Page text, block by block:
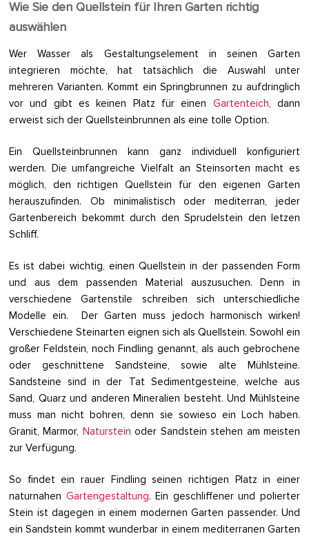
Wie Sie den Quellstein für Ihren Garten richtig
auswählen
Wer Wasser als Gestaltungselement in seinen Garten
integrieren möchte, hat tatsächlich die Auswahl unter
mehreren Varianten. Kommt ein Springbrunnen zu aufdringlich
vor und gibt es keinen Platz für einen Gartenteich , dann
erweist sich der Quellsteinbrunnen als eine tolle Option.
Ein Quellsteinbrunnen kann ganz individuell konfiguriert
werden. Die umfangreiche Vielfalt an Steinsorten macht es
möglich, den richtigen Quellstein für den eigenen Garten
herauszufinden. Ob minimalistisch oder mediterran, jeder
Gartenbereich bekommt durch den Sprudelstein den letzen
Schliff.
Es ist dabei wichtig, einen Quellstein in der passenden Form
und aus dem passenden Material auszusuchen. Denn in
verschiedene Gartenstile schreiben sich unterschiedliche
Modelle ein. Der Garten muss jedoch harmonisch wirken!
Verschiedene Steinarten eignen sich als Quellstein. Sowohl ein
großer Feldstein, noch Findling genannt, als auch gebrochene
oder geschnittene Sandsteine, sowie alte Mühlsteine.
Sandsteine sind in der Tat Sedimentgesteine, welche aus
Sand, Quarz und anderen Mineralien besteht. Und Mühlsteine
muss man nicht bohren, denn sie sowieso ein Loch haben.
Granit, Marmor, Naturstein oder Sandstein stehen am meisten
zur Verfügung.
So findet ein rauer Findling seinen richtigen Platz in einer
naturnahen Gartengestaltung. Ein geschliffener und polierter
Stein ist dagegen in einem modernen Garten passender. Und
ein Sandstein kommt wunderbar in einem mediterranen Garten